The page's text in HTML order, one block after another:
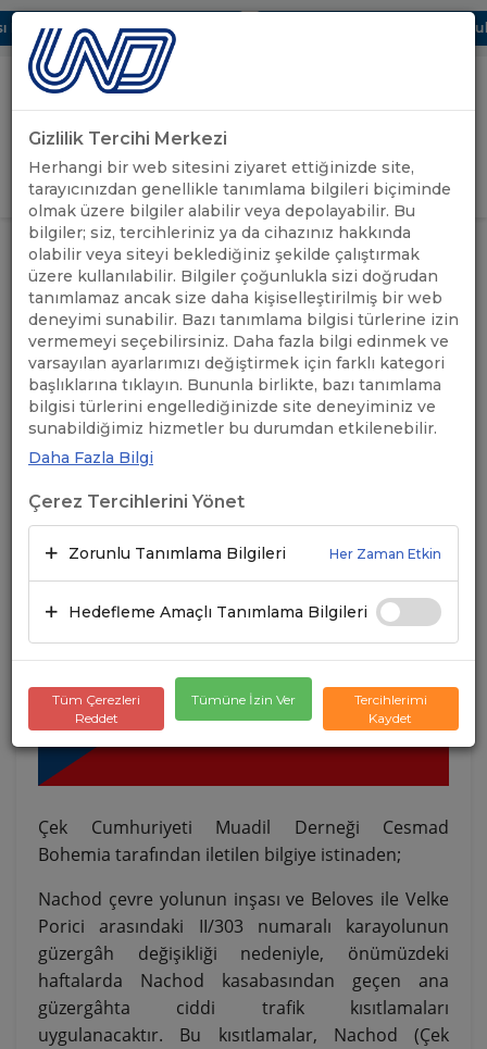
UBAK Bölümü Hakkında UND, Yunanistan Vize
Uluslararası Nakliyeciler Derneği
GİRİŞ YAP
ANASAYFA /
ÖNEMLİ
DUYURULAR
/
ÇEK CUMHURİYETİ: TRAFİK
KISITLAMALARI HAKKINDA
BİLGİLENDİRME
ÇEK CUMHURİYETİ: TRAFİK
KISITLAMALARI HAKKINDA
BİLGİLENDİRME
Çek Cumhuriyeti Muadil Derneği Cesmad
Bohemia tarafından iletilen bilgiye istinaden;
Nachod çevre yolunun inşası ve Beloves ile Velke
Porici arasındaki II/303 numaralı karayolunun
güzergâh değişikliği nedeniyle, önümüzdeki
haftalarda Nachod kasabasından geçen ana
güzergâhta ciddi trafik kısıtlamaları
uygulanacaktır. Bu kısıtlamalar, Nachod (Çek
Gizlilik Tercihi Merkezi
Herhangi bir web sitesini ziyaret ettiğinizde site,
tarayıcınızdan genellikle tanımlama bilgileri biçiminde
olmak üzere bilgiler alabilir veya depolayabilir. Bu
bilgiler; siz, tercihleriniz ya da cihazınız hakkında
olabilir veya siteyi beklediğiniz şekilde çalıştırmak
üzere kullanılabilir. Bilgiler çoğunlukla sizi doğrudan
tanımlamaz ancak size daha kişiselleştirilmiş bir web
deneyimi sunabilir. Bazı tanımlama bilgisi türlerine izin
vermemeyi seçebilirsiniz. Daha fazla bilgi edinmek ve
varsayılan ayarlarımızı değiştirmek için farklı kategori
başlıklarına tıklayın. Bununla birlikte, bazı tanımlama
bilgisi türlerini engellediğinizde site deneyiminiz ve
sunabildiğimiz hizmetler bu durumdan etkilenebilir.
Daha Fazla Bilgi
Çerez Tercihlerini Yönet
Zorunlu Tanımlama Bilgileri Her Zaman Etkin
Hedefleme Amaçlı Tanımlama Bilgileri
Tüm Çerezleri
Reddet
Tümüne İzin Ver
Tercihlerimi
Kaydet